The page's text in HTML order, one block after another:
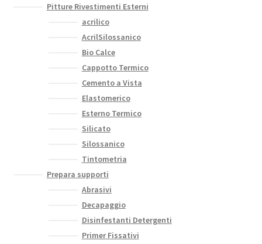
Pitture Rivestimenti Esterni
acrilico
AcrilSilossanico
Bio Calce
Cappotto Termico
Cemento a Vista
Elastomerico
Esterno Termico
Silicato
Silossanico
Tintometria
Prepara supporti
Abrasivi
Decapaggio
Disinfestanti Detergenti
Primer Fissativi